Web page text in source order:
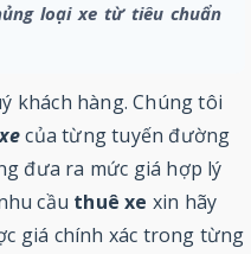
loại xe từ tiêu chuẩn
khách hàng. Chúng tôi
của từng tuyến đường
đưa ra mức giá hợp lý
cầu thuê xe xin hãy
giá chính xác trong từng